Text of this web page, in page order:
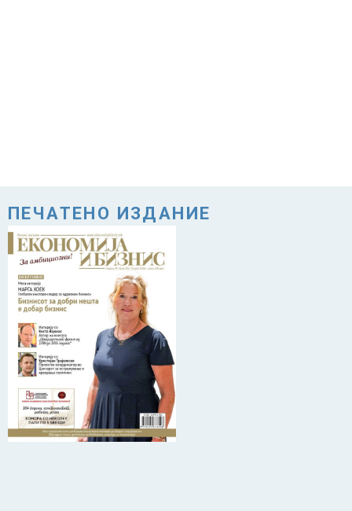
ПЕЧАТЕНО ИЗДАНИЕ